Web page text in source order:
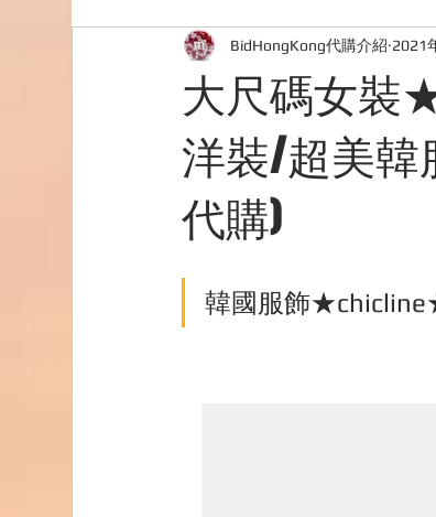
外國購物網站介紹 ABOUT ME ABOUT
台灣代購網站 Bidhongkong
大尺碼女裝
洋裝/超美韓
代購)
BidHongKong代購介紹 2021
韓國服飾